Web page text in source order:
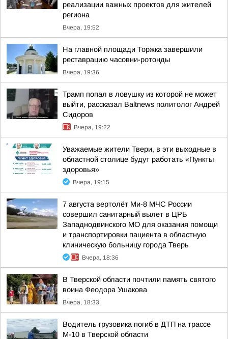
реализации важных проектов для жителей
региона
Вчера, 19:52
На главной площади Торжка завершили
реставрацию часовни-ротонды
Вчера, 19:36
Трамп попал в ловушку из которой не может
выйти, рассказал Baltnews политолог Андрей
Сидоров
Вчера, 19:22
Уважаемые жители Твери, в эти выходные в
областной столице будут работать «Пункты
здоровья»
Вчера, 19:15
7 августа вертолёт Ми-8 МЧС России
совершил санитарный вылет в ЦРБ
Западнодвинского МО для оказания помощи
и транспортировки пациента в областную
клиническую больницу города Тверь
Вчера, 18:36
В Тверской области почтили память святого
воина Феодора Ушакова
Вчера, 18:33
Водитель грузовика погиб в ДТП на трассе
М-10 в Тверской области